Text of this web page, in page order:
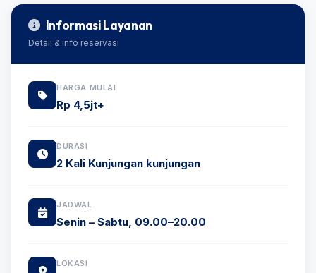
Informasi Layanan
Detail & info reservasi
HARGA MULAI
Rp 4,5jt+
DURASI
2 Kali Kunjungan kunjungan
JADWAL
Senin – Sabtu, 09.00–20.00
LOKASI